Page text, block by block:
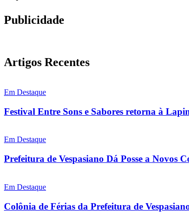
Publicidade
Artigos Recentes
Em Destaque
Festival Entre Sons e Sabores retorna à
Em Destaque
Prefeitura de Vespasiano Dá Posse a Novos
Em Destaque
Colônia de Férias da Prefeitura de